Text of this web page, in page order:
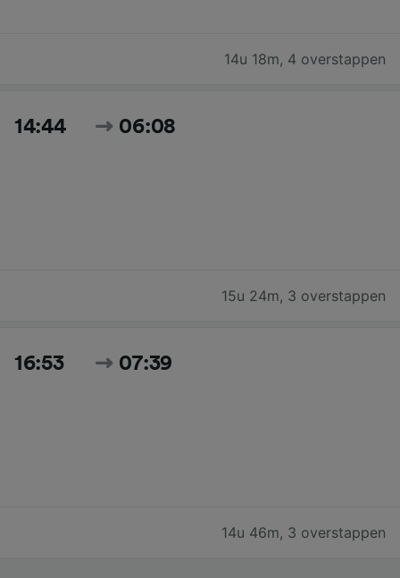
14u 18m, 4 overstappen
14:44 06:08
15u 24m, 3 overstappen
16:53 07:39
14u 46m, 3 overstappen